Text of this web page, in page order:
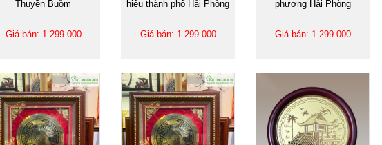
Thuyền Buồm
Giá bán: 1.299.000
hiệu thành phố Hải Phòng
Giá bán: 1.299.000
phượng Hải Phòng
Giá bán: 1.299.000